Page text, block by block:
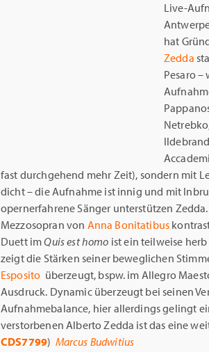
Live-
hat
Zedda
Pesaro
fast durchgehend mehr Zeit), sondern mit
dicht – die Aufnahme ist innig und mit
opernerfahrene Sänger unterstützen
Mezzosopran von Anna Bonitatibus
Duett imQuis est homo ist ein teilweise
zeigt die Stärken seiner beweglichen
Esposito überzeugt, bspw. im Allegro
Ausdruck. Dynamic überzeugt bei seinen
Aufnahmebalance, hier allerdings gelingt
verstorbenen Alberto Zedda ist das eine
CDS7799) Marcus Budwitius